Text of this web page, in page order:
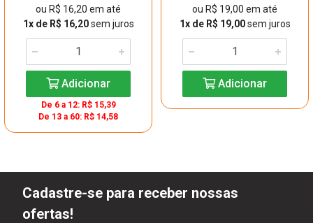
ou R$ 16,20 em até
1x de R$ 16,20sem juros
Adicionar
De 6 a 12: R$ 15,39
De 13 a 60: R$ 14,58
ou R$ 19,00 em até
1x de R$ 19,00sem juros
Adicionar
Cadastre-se para receber nossas
ofertas!